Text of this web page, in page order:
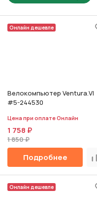
Онлайн дешевле
Велокомпьютер Ventura.VI
#5-244530
Цена при оплате Онлайн
1 758 ₽
1 850 ₽
Подробнее
Онлайн дешевле